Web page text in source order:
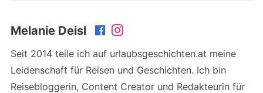
Melanie Deisl
Seit 2014 teile ich auf urlaubsgeschichten.at meine
Leidenschaft für Reisen und Geschichten. Ich bin
Reisebloggerin, Content Creator und Redakteurin für